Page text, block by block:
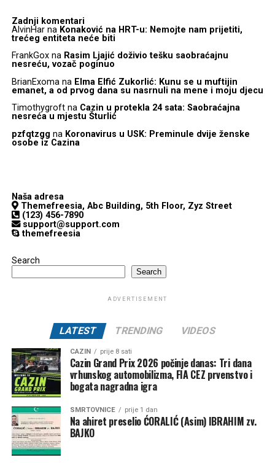
Zadnji komentari
AlvinHarna Konaković na HRT-u: Nemojte nam prijetiti,
trećeg entiteta neće biti
FrankGoxna Rasim Ljajić doživio tešku saobraćajnu
nesreću, vozač poginuo
BrianExomana Elma Elfić Zukorlić: Kunu se u muftijin
emanet, a od prvog dana su nasrnuli na mene i moju djecu
Timothygroftna Cazin u protekla 24 sata: Saobraćajna
nesreća u mjestu Šturlić
pzfqtzgg na Koronavirus u USK: Preminule dvije ženske
osobe iz Cazina
Naša adresa
Themefreesia, Abc Building, 5th Floor, Zyz Street
(123) 456-7890
support@support.com
themefreesia
Search
Search
ADVERTISEMENT
LATEST TRENDING VIDEOS
CAZIN prije 8 sati
Cazin Grand Prix 2026 počinje danas: Tri dana
vrhunskog automobilizma, FIA CEZ prvenstvo i
bogata nagradna igra
SMRTOVNICE prije 1 dan
Na ahiret preselio ĆORALIĆ (Asim) IBRAHIM zv.
BAJKO